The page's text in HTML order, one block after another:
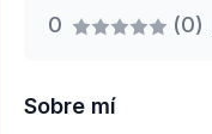
0 (0)
Sobre mí